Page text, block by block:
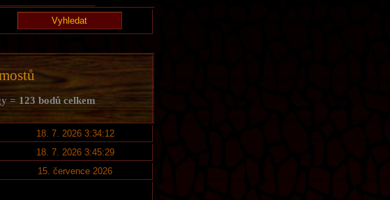
= 123 bodů celkem
18. 7. 2026 3:34:12
18. 7. 2026 3:45:29
15. července 2026